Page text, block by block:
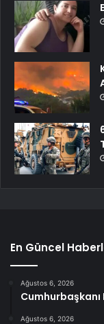
En Güncel
Ağustos 6, 2026
Cumhurbaşkanı
Ağustos 6, 2026